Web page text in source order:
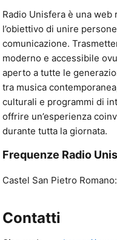
Radio Unisfera è una
l’obiettivo di unire
comunicazione.
moderno e accessibile
aperto a tutte le
tra musica
culturali e programmi di
offrire un’esperienza
durante tutta la giornata.
Frequenze Radio
Castel San Pietro Romano:
Contatti